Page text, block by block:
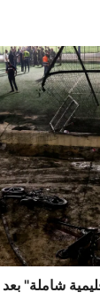
شاملة"